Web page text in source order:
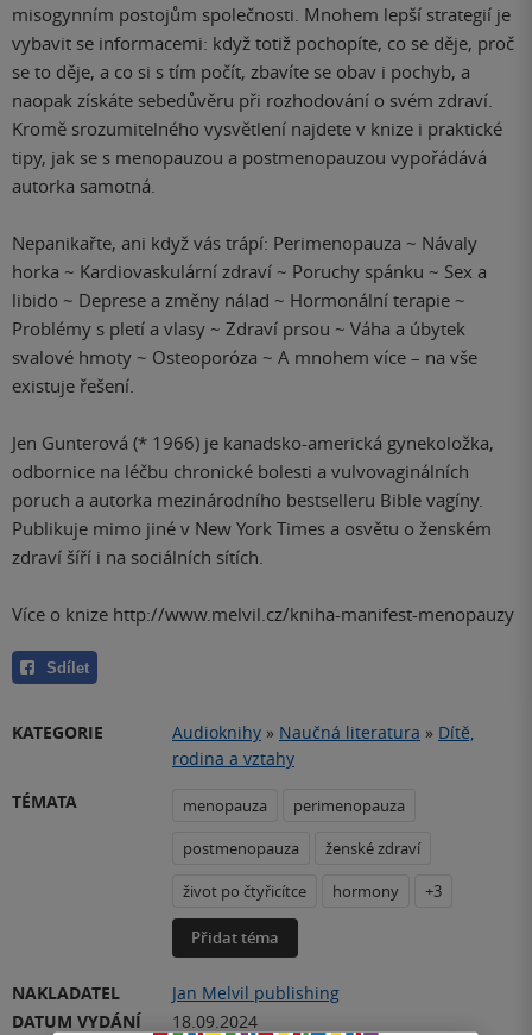
misogynním postojům společnosti. Mnohem lepší strategií je
vybavit se informacemi: když totiž pochopíte, co se děje, proč
se to děje, a co si s tím počít, zbavíte se obav i pochyb, a
naopak získáte sebedůvěru při rozhodování o svém zdraví.
Kromě srozumitelného vysvětlení najdete v knize i praktické
tipy, jak se s menopauzou a postmenopauzou vypořádává
autorka samotná.
Nepanikařte, ani když vás trápí: Perimenopauza ~ Návaly
horka ~ Kardiovaskulární zdraví ~ Poruchy spánku ~ Sex a
libido ~ Deprese a změny nálad ~ Hormonální terapie ~
Problémy s pletí a vlasy ~ Zdraví prsou ~ Váha a úbytek
svalové hmoty ~ Osteoporóza ~ A mnohem více – na vše
existuje řešení.
Jen Gunterová (* 1966) je kanadsko-americká gynekoložka,
odbornice na léčbu chronické bolesti a vulvovaginálních
poruch a autorka mezinárodního bestselleru Bible vagíny.
Publikuje mimo jiné v New York Times a osvětu o ženském
zdraví šíří i na sociálních sítích.
Více o knize http://www.melvil.cz/kniha-manifest-menopauzy
Sdílet
KATEGORIE Audioknihy » Naučná literatura » Dítě,
rodina a vztahy
TÉMATA
menopauza
perimenopauza
postmenopauza
ženské zdraví
život po čtyřicítce
hormony +3
Přidat téma
NAKLADATEL
Jan Melvil publishing
DATUM VYDÁNÍ
18.09.2024